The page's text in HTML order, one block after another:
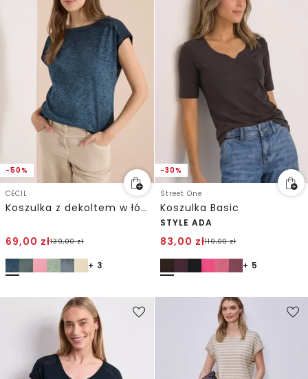
-50%
CECIL
Koszulka z dekoltem w łódkę w kolorze Garment Dye
69,00 zł139,00zł
+ 3
-30%
Street One
Koszulka Basic
STYLE ADA
83,00 zł119,00zł
+ 5